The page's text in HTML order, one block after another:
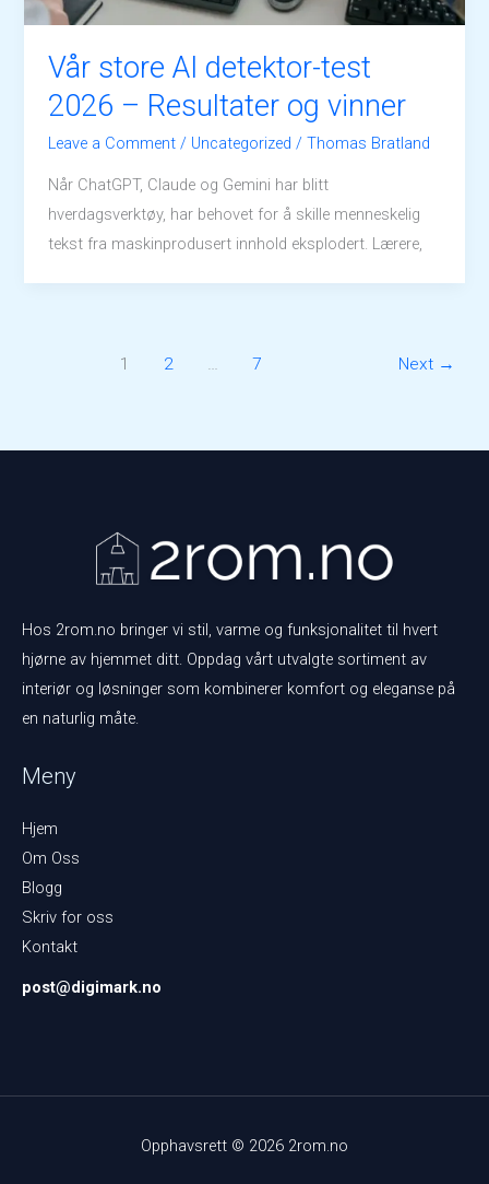
Vår store AI detektor-test
2026 – Resultater og vinner
Leave a Comment / Uncategorized /Thomas Bratland
Når ChatGPT, Claude og Gemini har blitt
hverdagsverktøy, har behovet for å skille menneskelig
tekst fra maskinprodusert innhold eksplodert. Lærere,
1 2 … 7 Next →
Hos 2rom.no bringer vi stil, varme og funksjonalitet til hvert
hjørne av hjemmet ditt. Oppdag vårt utvalgte sortiment av
interiør og løsninger som kombinerer komfort og eleganse på
en naturlig måte.
Meny
Hjem
Om Oss
Blogg
Skriv for oss
Kontakt
post@digimark.no
Opphavsrett © 2026 2rom.no